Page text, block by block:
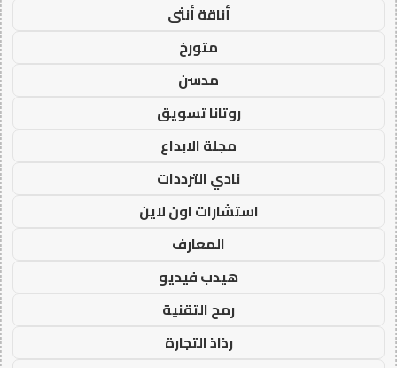
أناقة أنثى
متورخ
مدسن
روتانا تسويق
مجلة الابداع
نادي الترددات
استشارات اون لاين
المعارف
هيدب فيديو
رمح التقنية
رذاذ التجارة